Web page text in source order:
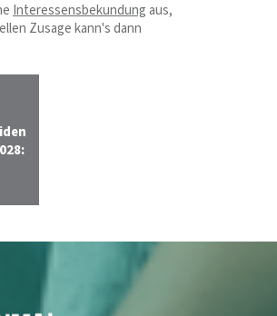
Interessensbekundung aus,
Zusage kann's dann